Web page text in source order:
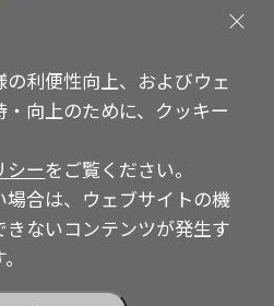
担当者様へ
Co.,Ltd. All Rights Reserved.
利便性向上、およびウェ
向上のために、クッキー
シーをご覧ください。
合は、ウェブサイトの機
ないコンテンツが発生す